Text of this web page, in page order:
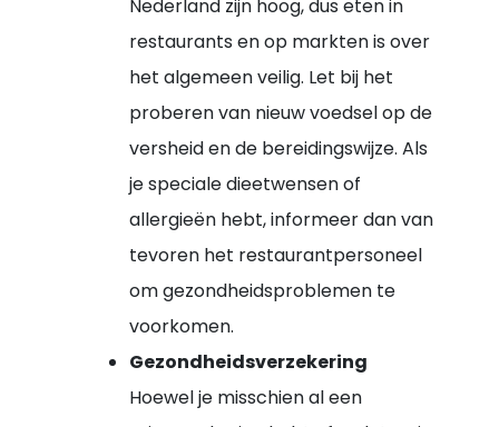
Nederland zijn hoog, dus eten in
restaurants en op markten is over
het algemeen veilig. Let bij het
proberen van nieuw voedsel op de
versheid en de bereidingswijze. Als
je speciale dieetwensen of
allergieën hebt, informeer dan van
tevoren het restaurantpersoneel
om gezondheidsproblemen te
voorkomen.
Gezondheidsverzekering
Hoewel je misschien al een